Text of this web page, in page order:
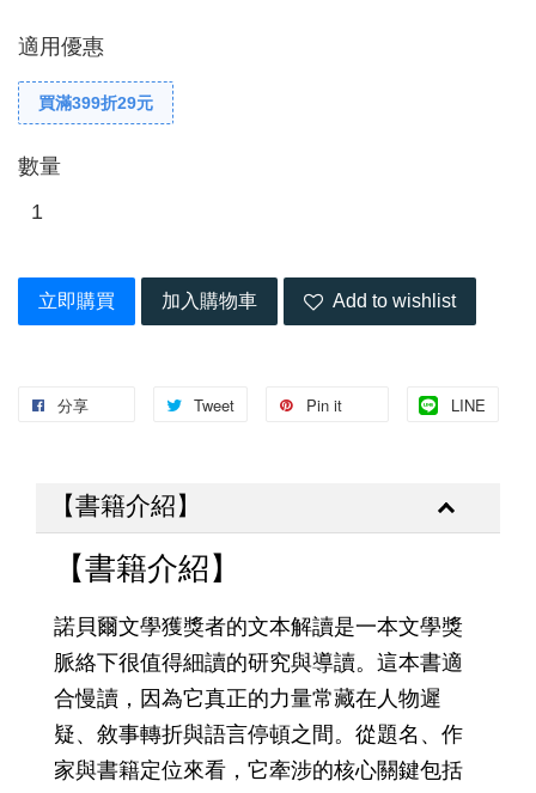
適用優惠
買滿399折29元
數量
立即購買 加入購物車 Add to wishlist
分享 Tweet Pin it LINE
【書籍介紹】
【書籍介紹】
諾貝爾文學獲獎者的文本解讀是一本文學獎
脈絡下很值得細讀的研究與導讀。這本書適
合慢讀，因為它真正的力量常藏在人物遲
疑、敘事轉折與語言停頓之間。從題名、作
家與書籍定位來看，它牽涉的核心關鍵包括